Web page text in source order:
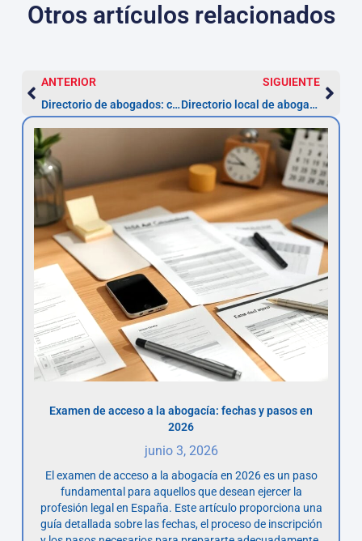
Otros artículos relacionados
ANTERIOR
Directorio de abogados: cómo elegir al abogado ideal por ciudad
SIGUIENTE
Directorio local de abogados verificados por ciudad
Examen de acceso a la abogacía: fechas y pasos en
2026
junio 3, 2026
El examen de acceso a la abogacía en 2026 es un paso
fundamental para aquellos que desean ejercer la
profesión legal en España. Este artículo proporciona una
guía detallada sobre las fechas, el proceso de inscripción